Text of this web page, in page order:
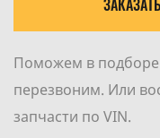
ЗАКАЗАТЬ
Поможем в
перезвоним. Или
запчасти по VIN.